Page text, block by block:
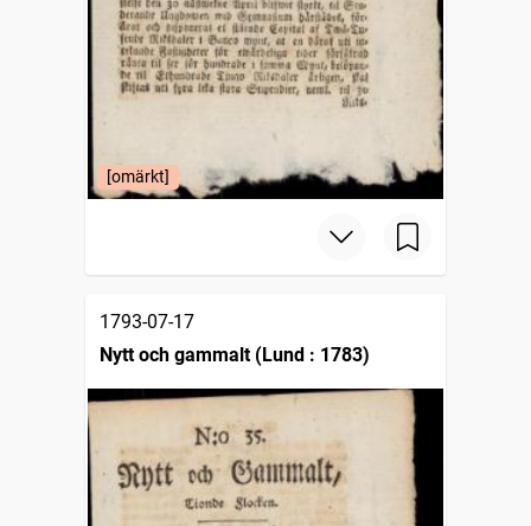
[omärkt]
1793-07-17
Nytt och gammalt (Lund : 1783)